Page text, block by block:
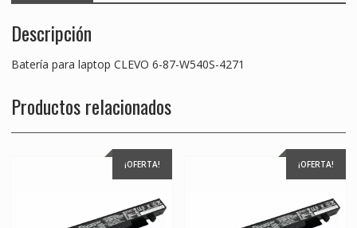
Descripción
Batería para laptop CLEVO 6-87-W540S-4271
Productos relacionados
¡OFERTA! ¡OFERTA!